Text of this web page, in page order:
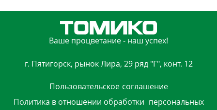
Ваше процветание - наш успех!
г. Пятигорск, рынок Лира, 29 ряд "Г", конт. 12
Пользовательское соглашение
Политика в отношении обработки персональных